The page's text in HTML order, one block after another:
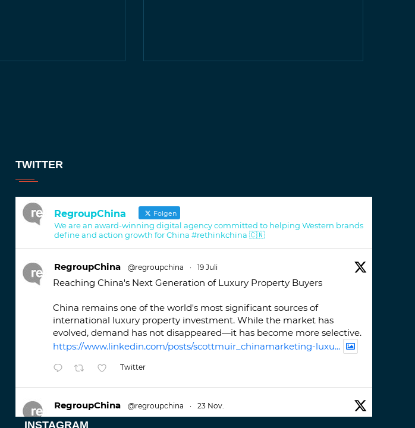
TWITTER
RegroupChina Folgen
We are an award-winning digital agency committed to helping Western brands
define and action growth for China #rethinkchina 🇨🇳
RegroupChina @regroupchina · 19 Juli
Reaching China's Next Generation of Luxury Property Buyers
China remains one of the world's most significant sources of
international luxury property investment. While the market has
evolved, demand has not disappeared—it has become more selective.
https://www.linkedin.com/posts/scottmuir_chinamarketing-luxu...
Twitter
RegroupChina @regroupchina · 23 Nov.
Great to be at
INSTAGRAM